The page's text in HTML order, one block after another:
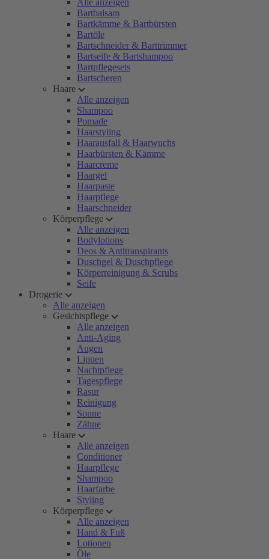
Alle anzeigen
Bartbalsam
Bartkämme & Bartbürsten
Bartöle
Bartschneider & Barttrimmer
Bartseife & Bartshampoo
Bartpflegesets
Bartscheren
Haare
Alle anzeigen
Shampoo
Pomade
Haarstyling
Haarausfall & Haarwuchs
Haarbürsten & Kämme
Haarcreme
Haargel
Haarpaste
Haarpflege
Haarschneider
Körperpflege
Alle anzeigen
Bodylotions
Deos & Antitranspirants
Duschgel & Duschpflege
Körperreinigung & Scrubs
Seife
Drogerie
Alle anzeigen
Gesichtspflege
Alle anzeigen
Anti-Aging
Augen
Lippen
Nachtpflege
Tagespflege
Rasur
Reinigung
Sonne
Zähne
Haare
Alle anzeigen
Conditioner
Haarpflege
Shampoo
Haarfarbe
Styling
Körperpflege
Alle anzeigen
Hand & Fuß
Lotionen
Öle